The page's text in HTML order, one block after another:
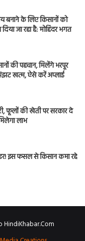
बनाने के लिए किसानों को
जा रहा है: मोहिंदर भगत
की पहचान, मिलेंगे भरपूर
झंझट खत्म, ऐसे करें अप्लाई
फूलों की खेती पर सरकार दे
लाभ
इस फसल से किसान कमा रहे
HindiKhabar.Com